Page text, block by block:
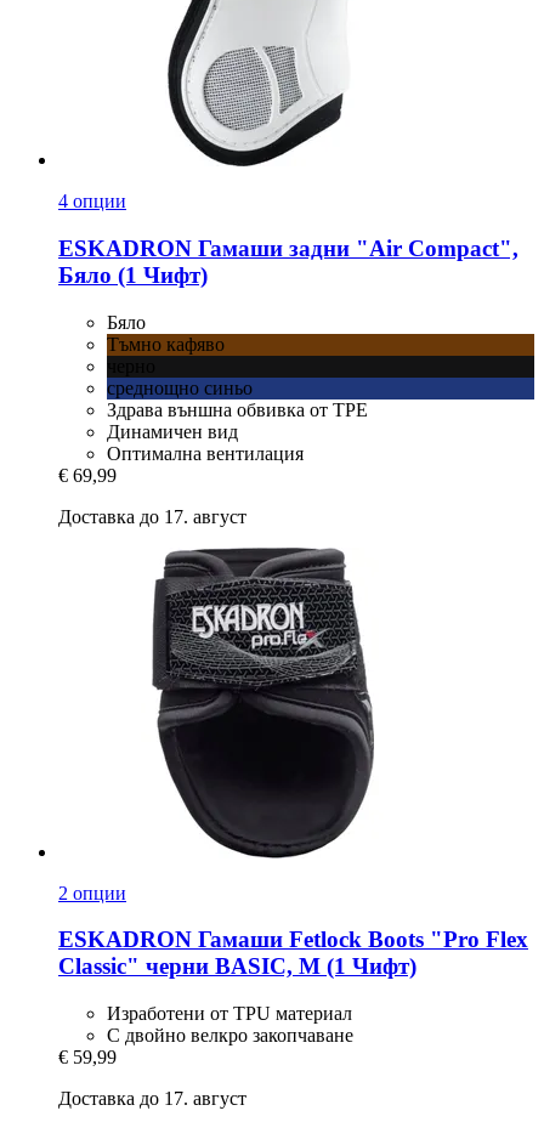
4 опции
ESKADRON Гамаши задни "Air Compact",
Бяло (1 Чифт)
Бяло
Тъмно кафяво
среднощно синьо
Здрава външна обвивка от TPE
Динамичен вид
Оптимална вентилация
€ 69,99
Доставка до 17. август
2 опции
ESKADRON Гамаши Fetlock Boots "Pro Flex
Classic" черни BASIC, M (1 Чифт)
Изработени от TPU материал
С двойно велкро закопчаване
€ 59,99
Доставка до 17. август